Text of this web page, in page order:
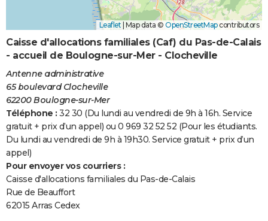
Leaflet Map data © OpenStreetMapcontributors
Caisse d'allocations familiales (Caf) du Pas-de-Calais
- accueil de Boulogne-sur-Mer - Clocheville
Antenne administrative
65 boulevard Clocheville
62200 Boulogne-sur-Mer
Téléphone : 32 30 (Du lundi au vendredi de 9h à 16h. Service
gratuit + prix d’un appel) ou 0 969 32 52 52 (Pour les étudiants.
Du lundi au vendredi de 9h à 19h30. Service gratuit + prix d’un
appel)
Pour envoyer vos courriers :
Caisse d'allocations familiales du Pas-de-Calais
Rue de Beauffort
62015 Arras Cedex